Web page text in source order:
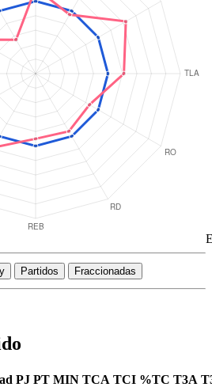
Partidos Fraccionadas
PJ PT MIN TCA TCI %TC T3A